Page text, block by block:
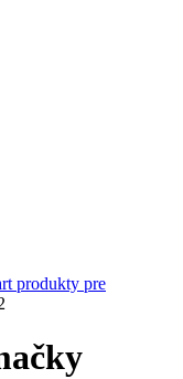
produkty pre